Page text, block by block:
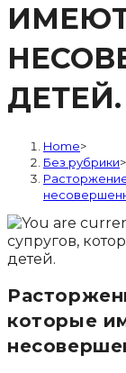
ДЕТЕЙ.
Home>
Без рубрики>
которые